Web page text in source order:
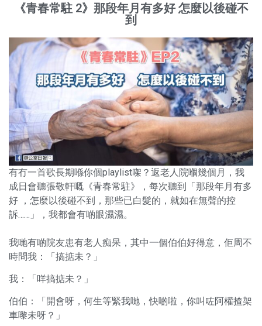
《青春常駐 2》那段年月有多好 怎麼以後碰不
到
有冇一首歌長期喺你個playlist㗎？返老人院嗰幾個月，我
成日會聽張敬軒嘅《青春常駐》，每次聽到「那段年月有多
好 ，怎麼以後碰不到，那些已白髮的，就如在無聲的控
訴……」，我都會有啲眼濕濕。
我哋有啲院友患有老人痴呆，其中一個伯伯好得意，佢周不
時問我：「搞掂未？」
我：「咩搞掂未？」
伯伯：「開會呀，何生等緊我哋，快啲啦，你叫咗阿權揸架
車嚟未呀？」